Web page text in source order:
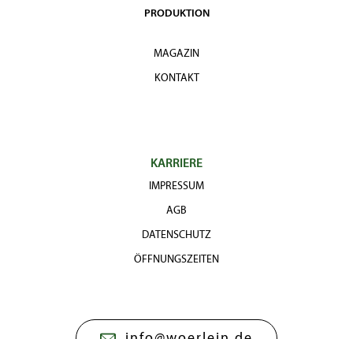
PRODUKTION
MAGAZIN
KONTAKT
KARRIERE
IMPRESSUM
AGB
DATENSCHUTZ
ÖFFNUNGSZEITEN